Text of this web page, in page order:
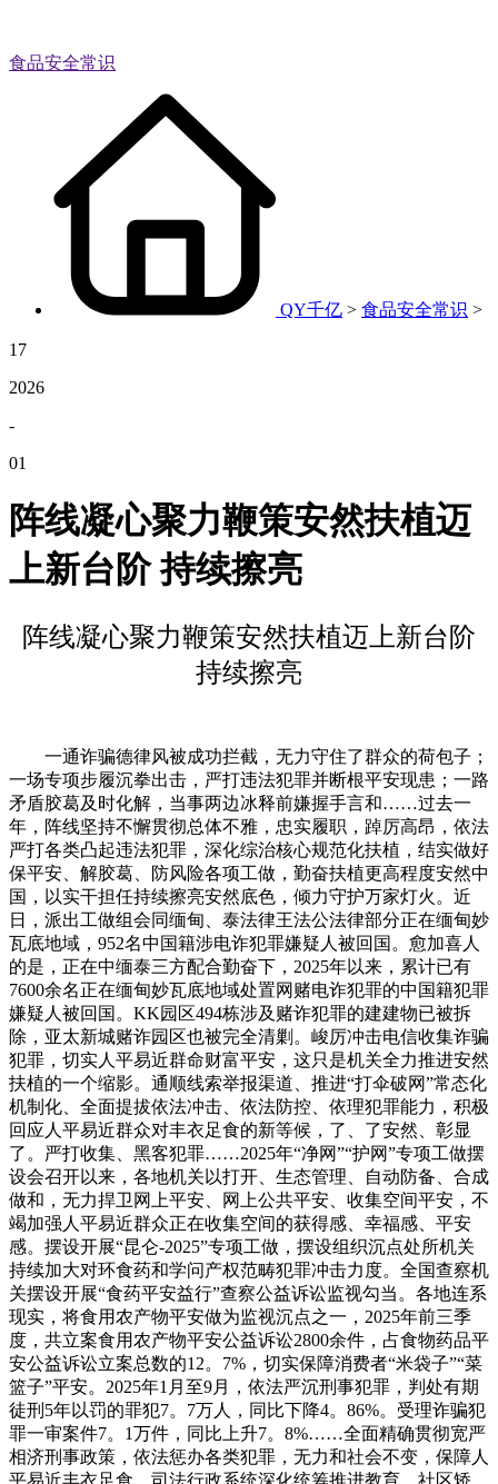
食品安全常识
QY千亿 > 食品安全常识 >
17
2026
-
01
阵线凝心聚力鞭策安然扶植迈
上新台阶 持续擦亮
阵线凝心聚力鞭策安然扶植迈上新台阶
持续擦亮
一通诈骗德律风被成功拦截，无力守住了群众的荷包子；
一场专项步履沉拳出击，严打违法犯罪并断根平安现患；一路
矛盾胶葛及时化解，当事两边冰释前嫌握手言和……过去一
年，阵线坚持不懈贯彻总体不雅，忠实履职，踔厉高昂，依法
严打各类凸起违法犯罪，深化综治核心规范化扶植，结实做好
保平安、解胶葛、防风险各项工做，勤奋扶植更高程度安然中
国，以实干担任持续擦亮安然底色，倾力守护万家灯火。近
日，派出工做组会同缅甸、泰法律王法公法律部分正在缅甸妙
瓦底地域，952名中国籍涉电诈犯罪嫌疑人被回国。愈加喜人
的是，正在中缅泰三方配合勤奋下，2025年以来，累计已有
7600余名正在缅甸妙瓦底地域处置网赌电诈犯罪的中国籍犯罪
嫌疑人被回国。KK园区494栋涉及赌诈犯罪的建建物已被拆
除，亚太新城赌诈园区也被完全清剿。峻厉冲击电信收集诈骗
犯罪，切实人平易近群命财富平安，这只是机关全力推进安然
扶植的一个缩影。通顺线索举报渠道、推进“打伞破网”常态化
机制化、全面提拔依法冲击、依法防控、依理犯罪能力，积极
回应人平易近群众对丰衣足食的新等候，了、了安然、彰显
了。严打收集、黑客犯罪……2025年“净网”“护网”专项工做摆
设会召开以来，各地机关以打开、生态管理、自动防备、合成
做和，无力捍卫网上平安、网上公共平安、收集空间平安，不
竭加强人平易近群众正在收集空间的获得感、幸福感、平安
感。摆设开展“昆仑-2025”专项工做，摆设组织沉点处所机关
持续加大对环食药和学问产权范畴犯罪冲击力度。全国查察机
关摆设开展“食药平安益行”查察公益诉讼监视勾当。各地连系
现实，将食用农产物平安做为监视沉点之一，2025年前三季
度，共立案食用农产物平安公益诉讼2800余件，占食物药品平
安公益诉讼立案总数的12。7%，切实保障消费者“米袋子”“菜
篮子”平安。2025年1月至9月，依法严沉刑事犯罪，判处有期
徒刑5年以罚的罪犯7。7万人，同比下降4。86%。受理诈骗犯
罪一审案件7。1万件，同比上升7。8%……全面精确贯彻宽严
相济刑事政策，依法惩办各类犯罪，无力和社会不变，保障人
平易近丰衣足食。司法行政系统深化统筹推进教育、社区矫